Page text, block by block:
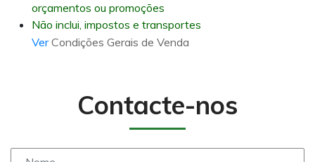
orçamentos ou promoções
Não inclui, impostos e transportes
VerCondições Gerais de Venda
Contacte-nos